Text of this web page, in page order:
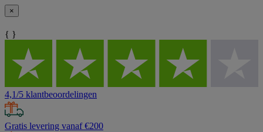
×
{ }
4,1/5 klantbeoordelingen
Gratis levering vanaf €200